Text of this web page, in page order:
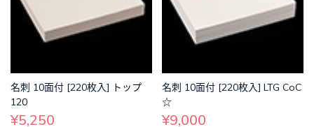
名刺 10面付 [220枚入] トップ
120
¥5,250
名刺 10面付 [220枚入] LTG CoC
☆
¥9,000